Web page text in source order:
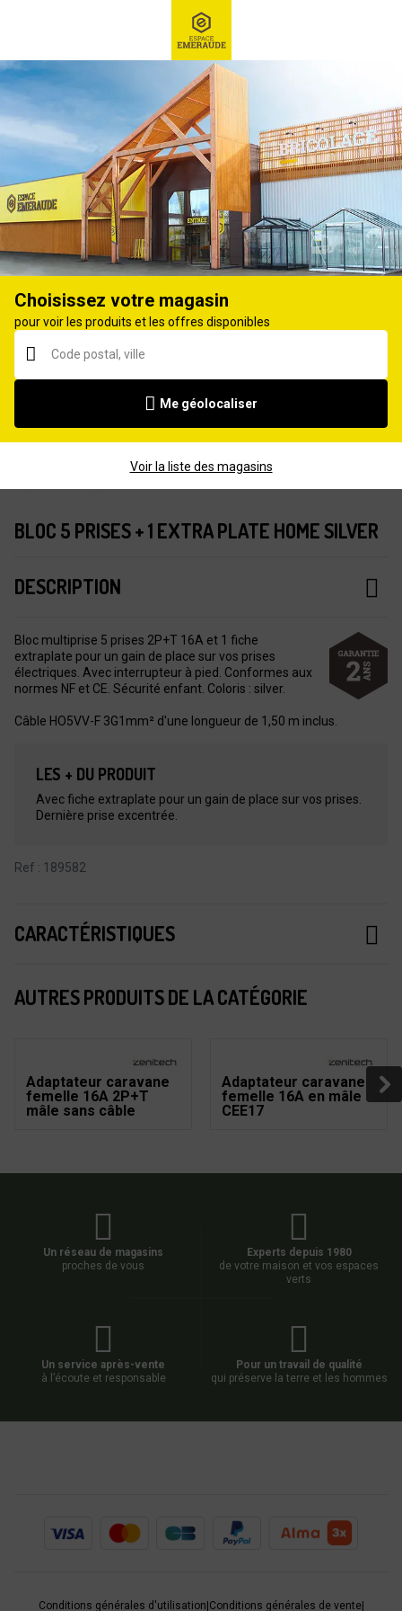
Ex : Robot tondeuse, ...
Rallonge électrique, enrouleur
BLOC 5 PRISES + 1 EXTRA PLATE HOME SILVER
DESCRIPTION
Bloc multiprise 5 prises 2P+T 16A et 1 fiche
extraplate pour un gain de place sur vos prises
électriques. Avec interrupteur à pied. Conformes aux
normes NF et CE. Sécurité enfant. Coloris : silver.
Câble HO5VV-F 3G1mm² d'une longueur de 1,50 m inclus.
LES + DU PRODUIT
Avec fiche extraplate pour un gain de place sur vos prises.
Dernière prise excentrée.
Ref : 189582
CARACTÉRISTIQUES
AUTRES PRODUITS DE LA CATÉGORIE
Adaptateur caravane
femelle 16A 2P+T
mâle sans câble
Adaptateur caravane
femelle 16A en mâle
CEE17
Un réseau de magasins
proches de vous
Experts depuis 1980
de votre maison et vos espaces
verts
Un service après-vente
à l’écoute et responsable
Pour un travail de qualité
qui préserve la terre et les hommes
Conditions générales d'utilisation Conditions générales de vente|
Choisissez votre magasin
pour voir les produits et les offres disponibles
Me géolocaliser
Voir la liste des magasins